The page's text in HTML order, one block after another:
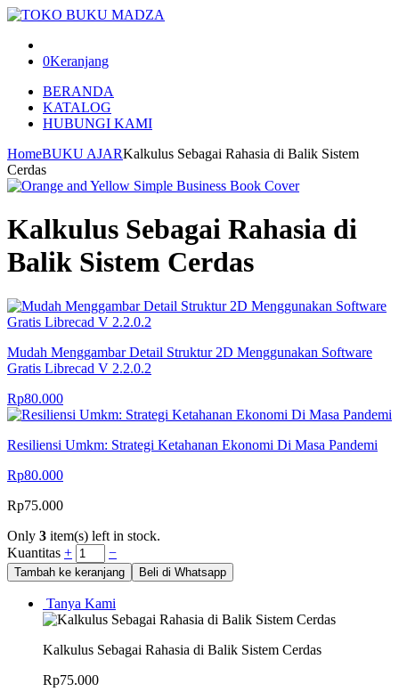
0Keranjang
BERANDA
KATALOG
HUBUNGI KAMI
HomeBUKU AJARKalkulus Sebagai Rahasia di Balik Sistem
Cerdas
Kalkulus Sebagai Rahasia di
Balik Sistem Cerdas
Mudah Menggambar Detail Struktur 2D Menggunakan Software
Gratis Librecad V 2.2.0.2
Rp80.000
Resiliensi Umkm: Strategi Ketahanan Ekonomi Di Masa Pandemi
Rp80.000
Rp75.000
Only 3 item(s) left in stock.
Kuantitas + −
Tambah ke keranjang Beli di Whatsapp
Tanya Kami
Kalkulus Sebagai Rahasia di Balik Sistem Cerdas
Rp75.000